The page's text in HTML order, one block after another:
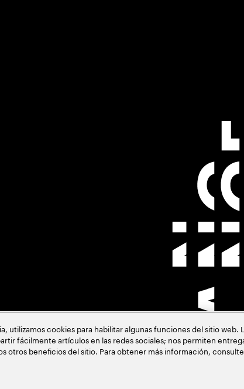
cookies para habilitar algunas funciones del sitio web.
fácilmente artículos en las redes sociales; nos permiten
otros beneficios del sitio. Para obtener más información,